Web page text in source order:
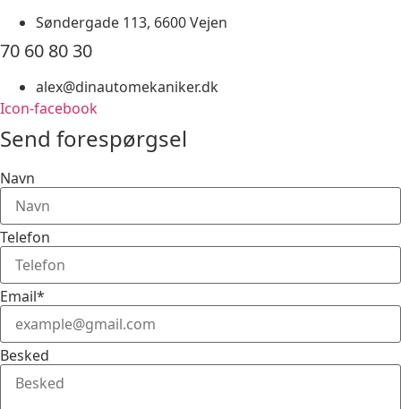
Søndergade 113, 6600 Vejen
70 60 80 30
alex@dinautomekaniker.dk
Icon-facebook
Send forespørgsel
Navn
Telefon
Email*
Besked